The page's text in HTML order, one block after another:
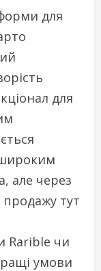
для
для
але через
продажу тут
Rarible чи
умови